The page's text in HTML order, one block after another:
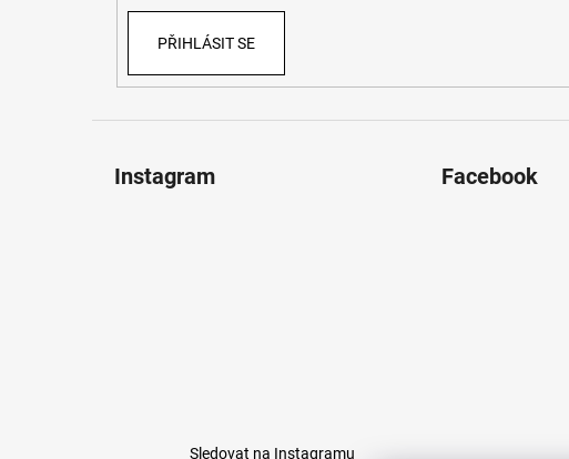
PŘIHLÁSIT SE
Instagram
Sledovat na Instagramu
Facebook